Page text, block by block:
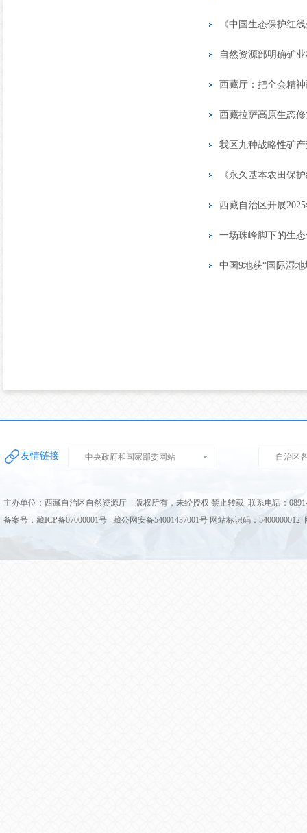
《中国生态保护红
自然资源部明确矿
西藏厅：把全会精
西藏拉萨高原生态
我区九种战略性矿
《永久基本农田保
西藏自治区开展
一场珠峰脚下的生
中国9地获“国际湿
友情链接 中央政府和国家部委网站 自治区
主办单位：西藏自治区自然资源厅 版权所有，未经授权 禁止转载 联系电话：
备案号：藏ICP备07000001号 藏公网安备54001437001号 网站标识码：5400000012